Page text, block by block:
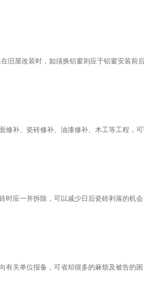
;在旧屋改装时，如须换铝窗则应于铝窗安装前后
修补、瓷砖修补、油漆修补、木工等工程，可
应一并拆除，可以减少日后瓷砖剥落的机会
有关单位报备，可省却很多的麻烦及被告的困